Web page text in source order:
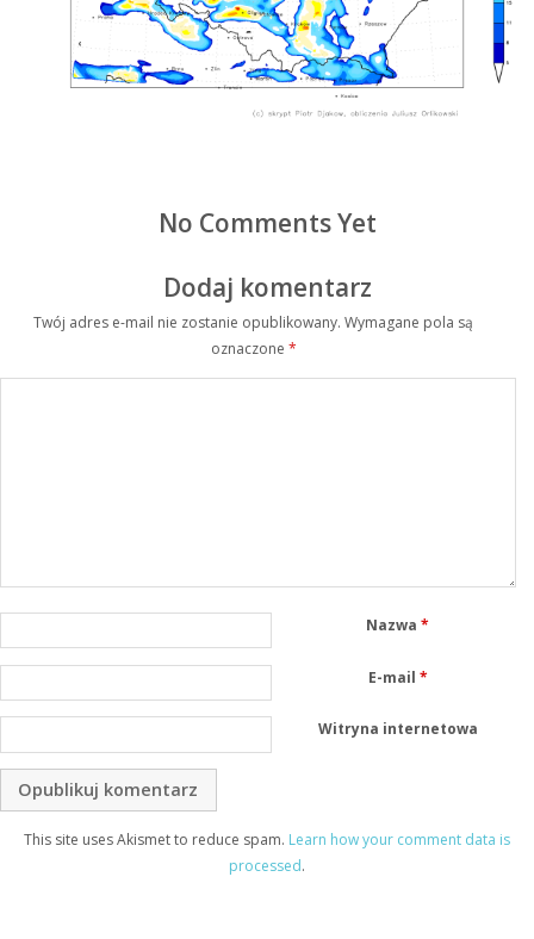
No Comments Yet
Dodaj komentarz
Twój adres e-mail nie zostanie opublikowany. Wymagane pola są
oznaczone *
Nazwa*
E-mail *
Witryna internetowa
This site uses Akismet to reduce spam. Learn how your comment data is
processed.